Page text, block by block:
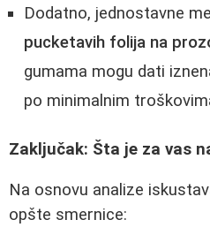
Dodatno, jednostavne
pucketavih folija na
gumama mogu dati
po minimalnim
Zaključak: Šta je za vas
Na osnovu analize
opšte smernice: